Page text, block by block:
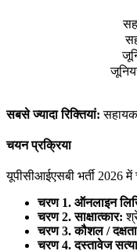
सबसे ज्यादा रिक्तियां:
चयन प्रक्रिया
यूपीसीआईएसबी भर्ती 2026
चरण 1. ऑनलाइन
चरण 2. साक्षात्कार:
चरण 3. कौशल / दक्षता
चरण 4. दस्तावेज